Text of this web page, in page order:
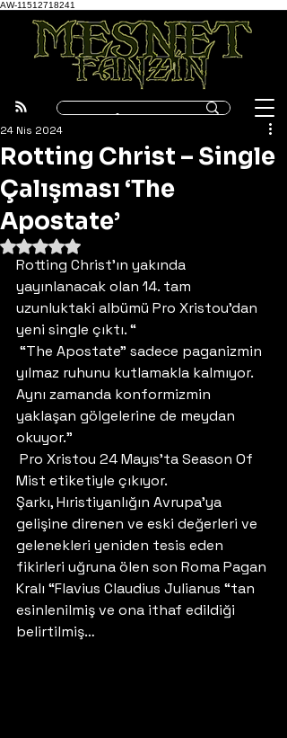
AW-11512718241
Rotting Christ – Single
Çalışması ‘The
Apostate’
24 Nis 2024
5 üzerinden NaN yıldız
Rotting Christ’ın yakında
yayınlanacak olan 14. tam
uzunluktaki albümü Pro Xristou’dan
yeni single çıktı. “
yılmaz ruhunu kutlamakla kalmıyor.
Aynı zamanda konformizmin
yaklaşan gölgelerine de meydan
okuyor.”
Mist etiketiyle çıkıyor.
Şarkı, Hıristiyanlığın Avrupa’ya
gelişine direnen ve eski değerleri ve
gelenekleri yeniden tesis eden
fikirleri uğruna ölen son Roma Pagan
Kralı “Flavius Claudius Julianus “tan
esinlenilmiş ve ona ithaf edildiği
belirtilmiş…